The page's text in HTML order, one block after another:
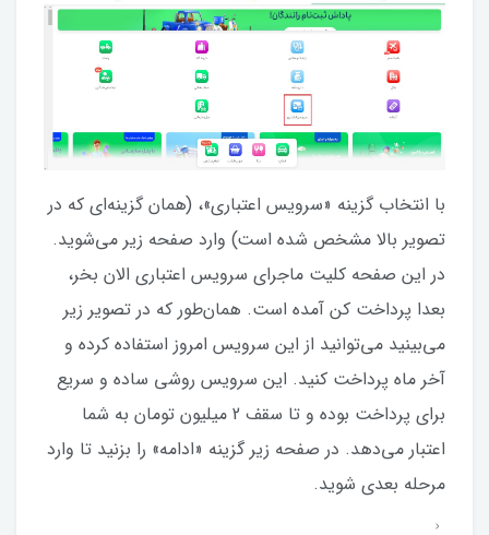
با انتخاب گزینه «سرویس اعتباری»، (همان گزینه‌ای که در
تصویر بالا مشخص شده است) وارد صفحه زیر می‌شوید.
در این صفحه کلیت ماجرای سرویس اعتباری الان بخر،
بعدا پرداخت کن آمده است. همان‌طور که در تصویر زیر
می‌بینید می‌توانید از این سرویس امروز استفاده کرده و
آخر ماه پرداخت کنید. این سرویس روشی ساده و سریع
برای پرداخت بوده و تا سقف 2 میلیون تومان به شما
اعتبار می‌دهد. در صفحه زیر گزینه «ادامه» را بزنید تا وارد
مرحله بعدی شوید.